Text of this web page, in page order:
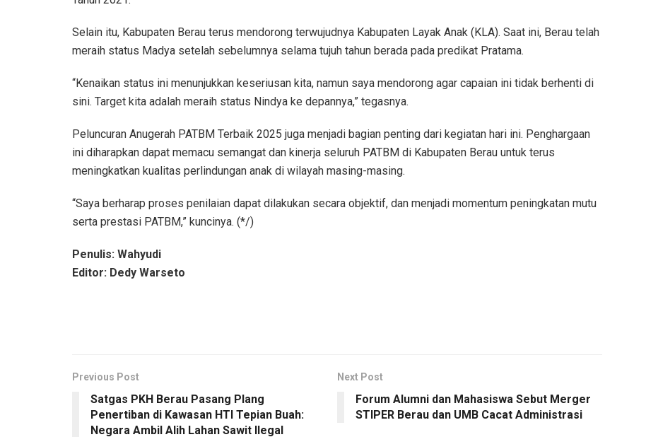
Selain itu, Kabupaten Berau terus mendorong terwujudnya Kabupaten Layak Anak (KLA). Saat ini, Berau telah
meraih status Madya setelah sebelumnya selama tujuh tahun berada pada predikat Pratama.
“Kenaikan status ini menunjukkan keseriusan kita, namun saya mendorong agar capaian ini tidak berhenti di
sini. Target kita adalah meraih status Nindya ke depannya,” tegasnya.
Peluncuran Anugerah PATBM Terbaik 2025 juga menjadi bagian penting dari kegiatan hari ini. Penghargaan
ini diharapkan dapat memacu semangat dan kinerja seluruh PATBM di Kabupaten Berau untuk terus
meningkatkan kualitas perlindungan anak di wilayah masing-masing.
“Saya berharap proses penilaian dapat dilakukan secara objektif, dan menjadi momentum peningkatan mutu
serta prestasi PATBM,” kuncinya. (*/)
Penulis: Wahyudi
Editor: Dedy Warseto
Previous Post
Satgas PKH Berau Pasang Plang
Penertiban di Kawasan HTI Tepian Buah:
Negara Ambil Alih Lahan Sawit Ilegal
Next Post
Forum Alumni dan Mahasiswa Sebut Merger
STIPER Berau dan UMB Cacat Administrasi